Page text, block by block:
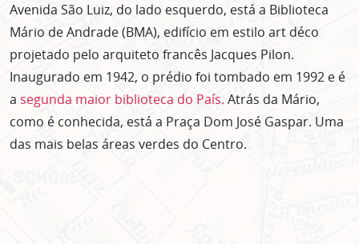
Avenida São Luiz, do lado esquerdo, está a Biblioteca
Mário de Andrade (BMA), edifício em estilo art déco
projetado pelo arquiteto francês Jacques Pilon.
Inaugurado em 1942, o prédio foi tombado em 1992 e é
a segunda maior biblioteca do País. Atrás da Mário,
como é conhecida, está a Praça Dom José Gaspar. Uma
das mais belas áreas verdes do Centro.